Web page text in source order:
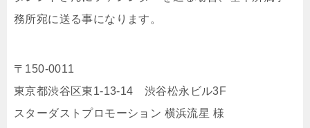
務所宛に送る事になります。
〒150-0011
東京都渋谷区東1-13-14 渋谷松永ビル3F
スターダストプロモーション 横浜流星 様